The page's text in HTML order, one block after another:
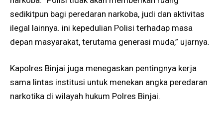
sedikitpun bagi peredaran narkoba, judi dan aktivitas
ilegal lainnya. ini kepedulian Polisi terhadap masa
depan masyarakat, terutama generasi muda,” ujarnya.
Kapolres Binjai juga menegaskan pentingnya kerja
sama lintas institusi untuk menekan angka peredaran
narkotika di wilayah hukum Polres Binjai.